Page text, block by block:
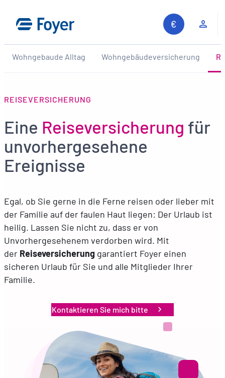
Inhalt
springen
Auf unserer Website suchen
DEENFR
Wohngebaude Alltag Wohngebäudeversicherung
REISEVERSICHERUNG
Eine Reiseversicherung für
unvorhergesehene
Ereignisse
Egal, ob Sie gerne in die Ferne reisen oder lieber mit
der Familie auf der faulen Haut liegen: Der Urlaub ist
heilig. Lassen Sie nicht zu, dass er von
Unvorhergesehenem verdorben wird. Mit
der Reiseversicherung garantiert Foyer einen
sicheren Urlaub für Sie und alle Mitglieder Ihrer
Familie.
Kontaktieren Sie mich bitte